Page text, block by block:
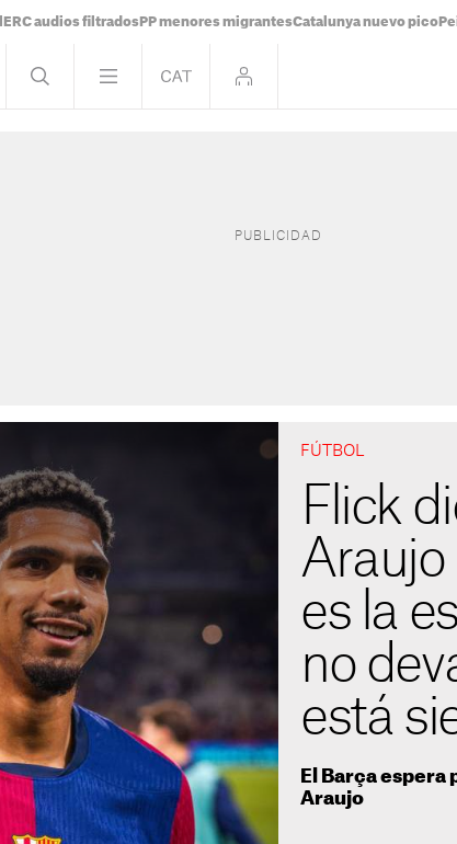
ERC audios filtrados PP menores migrantesCatalunya nuevo pico
FÚTBOL
Flick
Araujo
es la
no
está
El Barça espera
Araujo